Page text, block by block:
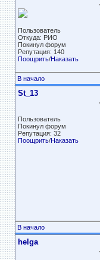
Пользователь
Откуда: РИО
Покинул форум
Репутация: 140
Поощрить/Наказать
В начало
St_13
Пользователь
Покинул форум
Репутация: 32
Поощрить/Наказать
В начало
helga